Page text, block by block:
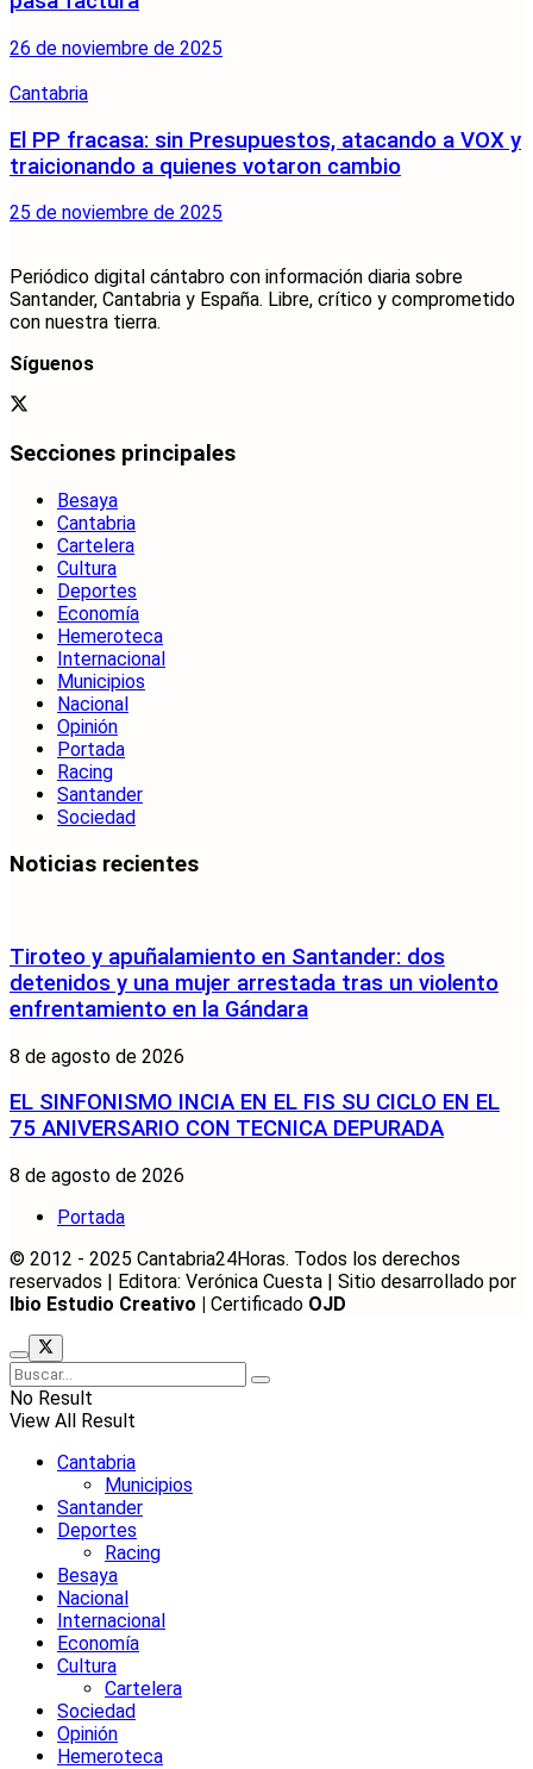
26 de noviembre de 2025
Cantabria
El PP fracasa: sin Presupuestos, atacando a VOX y
traicionando a quienes votaron cambio
25 de noviembre de 2025
Periódico digital cántabro con información diaria sobre
Santander, Cantabria y España. Libre, crítico y comprometido
con nuestra tierra.
Síguenos
Secciones principales
Besaya
Cantabria
Cartelera
Cultura
Deportes
Economía
Hemeroteca
Internacional
Municipios
Nacional
Opinión
Portada
Racing
Santander
Sociedad
Noticias recientes
Tiroteo y apuñalamiento en Santander: dos
detenidos y una mujer arrestada tras un violento
enfrentamiento en la Gándara
8 de agosto de 2026
EL SINFONISMO INCIA EN EL FIS SU CICLO EN EL
75 ANIVERSARIO CON TECNICA DEPURADA
8 de agosto de 2026
Portada
© 2012 - 2025 Cantabria24Horas. Todos los derechos
reservados | Editora: Verónica Cuesta | Sitio desarrollado por
Ibio Estudio Creativo |
Certificado OJD
No Result
View All Result
Cantabria
Municipios
Santander
Deportes
Racing
Besaya
Nacional
Internacional
Economía
Cultura
Cartelera
Sociedad
Opinión
Hemeroteca